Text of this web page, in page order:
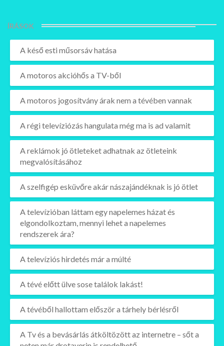
ÍRÁSOK
A késő esti műsorsáv hatása
A motoros akcióhős a TV-ből
A motoros jogosítvány árak nem a tévében vannak
A régi televíziózás hangulata még ma is ad valamit
A reklámok jó ötleteket adhatnak az ötleteink
megvalósításához
A szelfigép esküvőre akár nászajándéknak is jó ötlet
A televízióban láttam egy napelemes házat és
elgondolkoztam, mennyi lehet a napelemes
rendszerek ára?
A televíziós hirdetés már a múlté
A tévé előtt ülve sose találok lakást!
A tévéből hallottam először a tárhely bérlésről
A Tv és a bevásárlás átköltözött az internetre – sőt a